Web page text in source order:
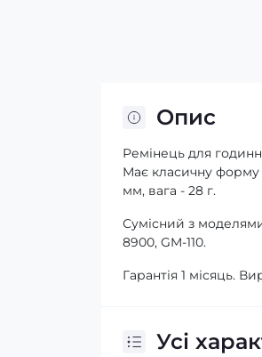
Опис
Ремінець для
Має класичну форму
мм, вага - 28 г.
Сумісний з моделями
8900, GM-110.
Гарантія 1 місяць.
Усі